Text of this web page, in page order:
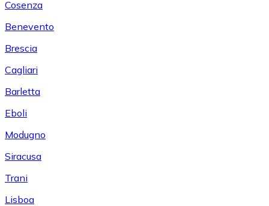
Cosenza
Benevento
Brescia
Cagliari
Barletta
Eboli
Modugno
Siracusa
Trani
Lisboa